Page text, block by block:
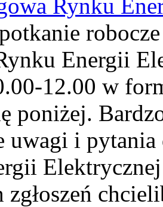
Rynku
Energii
12.00 w
poniżej.
uwagi i